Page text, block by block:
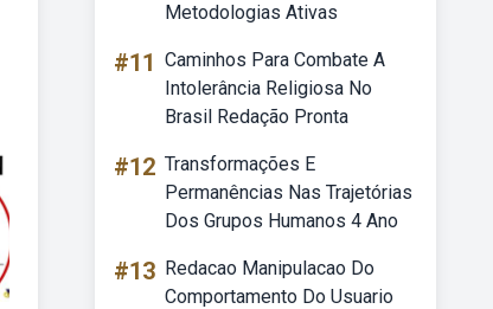
Metodologias Ativas
#11 Caminhos Para Combate A
Intolerância Religiosa No
Brasil Redação Pronta
#12 Transformações E
Permanências Nas Trajetórias
Dos Grupos Humanos 4 Ano
#13 Redacao Manipulacao Do
Comportamento Do Usuario